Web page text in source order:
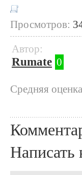
Просмотров:
Автор:
Rumate 0
Cредняя
Написать